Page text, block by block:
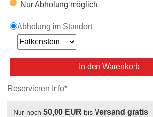
Nur Abholung möglich
Abholung im Standort
In den Warenkorb
Reservieren Info*
Nur noch 50,00 EUR bis Versand gratis